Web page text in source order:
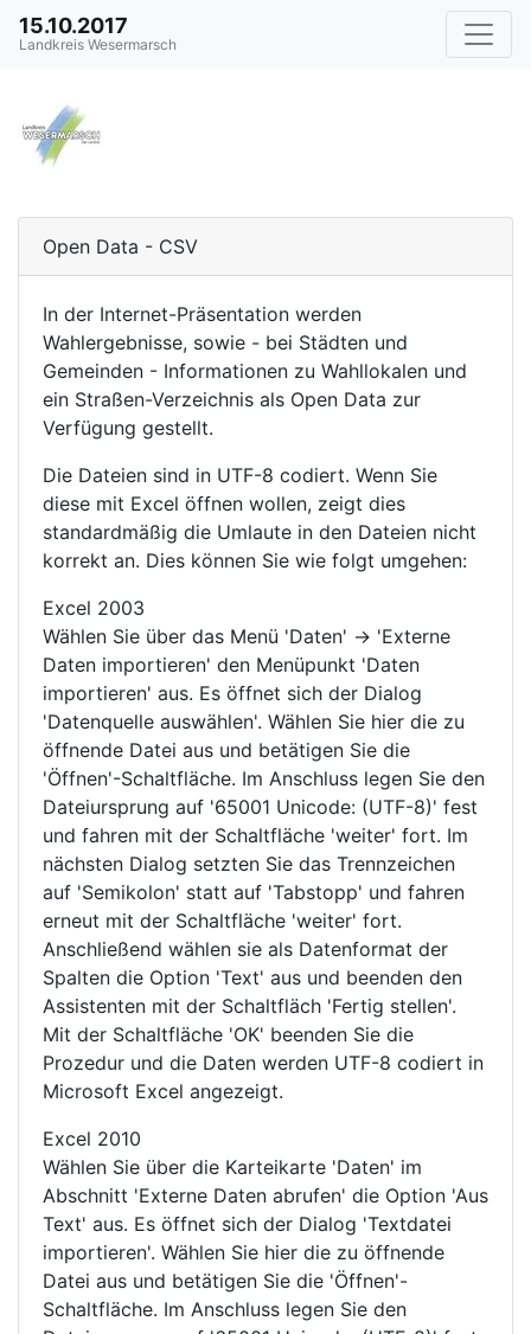
15.10.2017
Landkreis Wesermarsch
Open Data - CSV
In der Internet-Präsentation werden
Wahlergebnisse, sowie - bei Städten und
Gemeinden - Informationen zu Wahllokalen und
ein Straßen-Verzeichnis als Open Data zur
Verfügung gestellt.
Die Dateien sind in UTF-8 codiert. Wenn Sie
diese mit Excel öffnen wollen, zeigt dies
standardmäßig die Umlaute in den Dateien nicht
korrekt an. Dies können Sie wie folgt umgehen:
Excel 2003
Wählen Sie über das Menü 'Daten' -> 'Externe
Daten importieren' den Menüpunkt 'Daten
importieren' aus. Es öffnet sich der Dialog
'Datenquelle auswählen'. Wählen Sie hier die zu
öffnende Datei aus und betätigen Sie die
'Öffnen'-Schaltfläche. Im Anschluss legen Sie den
Dateiursprung auf '65001 Unicode: (UTF-8)' fest
und fahren mit der Schaltfläche 'weiter' fort. Im
nächsten Dialog setzten Sie das Trennzeichen
auf 'Semikolon' statt auf 'Tabstopp' und fahren
erneut mit der Schaltfläche 'weiter' fort.
Anschließend wählen sie als Datenformat der
Spalten die Option 'Text' aus und beenden den
Assistenten mit der Schaltfläch 'Fertig stellen'.
Mit der Schaltfläche 'OK' beenden Sie die
Prozedur und die Daten werden UTF-8 codiert in
Microsoft Excel angezeigt.
Excel 2010
Wählen Sie über die Karteikarte 'Daten' im
Abschnitt 'Externe Daten abrufen' die Option 'Aus
Text' aus. Es öffnet sich der Dialog 'Textdatei
importieren'. Wählen Sie hier die zu öffnende
Datei aus und betätigen Sie die 'Öffnen'-
Schaltfläche. Im Anschluss legen Sie den